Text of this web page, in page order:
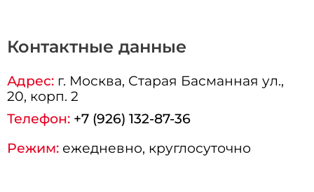
Контактные данные
Адрес: г. Москва, Старая Басманная ул.,
20, корп. 2
Телефон: +7 (926) 132-87-36
Режим: ежедневно, круглосуточно